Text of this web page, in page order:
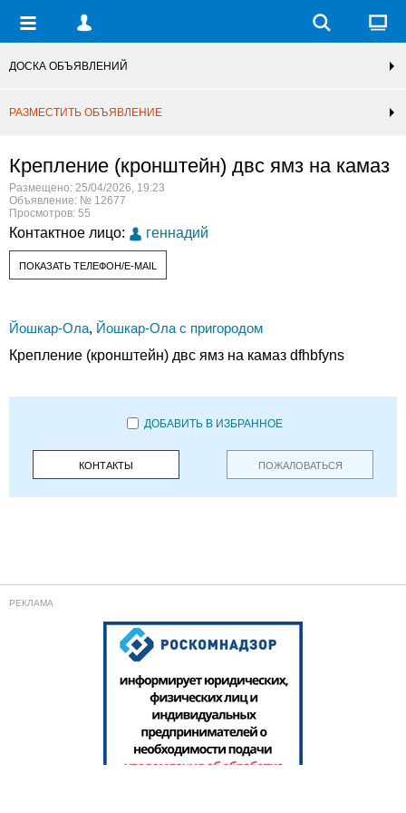
ДОСКА ОБЪЯВЛЕНИЙ
РАЗМЕСТИТЬ ОБЪЯВЛЕНИЕ
Крепление (кронштейн) двс ямз на камаз
Размещено: 25/04/2026, 19:23
Объявление: № 12677
Просмотров: 55
Контактное лицо: геннадий
ПОКАЗАТЬ ТЕЛЕФОН/E-MAIL
Йошкар-Ола, Йошкар-Ола с пригородом
Крепление (кронштейн) двс ямз на камаз dfhbfyns
ДОБАВИТЬ В ИЗБРАННОЕ
КОНТАКТЫ ПОЖАЛОВАТЬСЯ